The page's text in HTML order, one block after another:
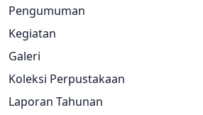
Pengumuman
Kegiatan
Galeri
Koleksi Perpustakaan
Laporan Tahunan